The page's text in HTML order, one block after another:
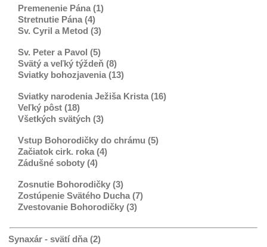
Premenenie Pána (1)
Stretnutie Pána (4)
Sv. Cyril a Metod (3)
Sv. Peter a Pavol (5)
Svätý a veľký týždeň (8)
Sviatky bohozjavenia (13)
Sviatky narodenia Ježiša Krista (16)
Veľký pôst (18)
Všetkých svätých (3)
Vstup Bohorodičky do chrámu (5)
Začiatok cirk. roka (4)
Zádušné soboty (4)
Zosnutie Bohorodičky (3)
Zostúpenie Svätého Ducha (7)
Zvestovanie Bohorodičky (3)
Synaxár - svätí dňa (2)